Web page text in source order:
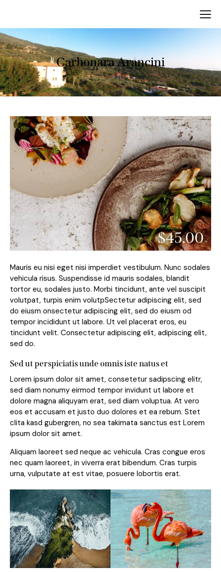
Carbonara Arancini
$45.00
Mauris eu nisi eget nisi imperdiet vestibulum. Nunc sodales
vehicula risus. Suspendisse id mauris sodales, blandit
tortor eu, sodales justo. Morbi tincidunt, ante vel suscipit
volutpat, turpis enim volutpSectetur adipiscing elit, sed
do eiusm onsectetur adipiscing elit, sed do eiusm od
tempor incididunt ut labore. Ut vel placerat eros, eu
tincidunt velit. Consectetur adipiscing elit, adipiscing elit,
sed do.
Sed ut perspiciatis unde omnis iste natus et
Lorem ipsum dolor sit amet, consetetur sadipscing elitr,
sed diam nonumy eirmod tempor invidunt ut labore et
dolore magna aliquyam erat, sed diam voluptua. At vero
eos et accusam et justo duo dolores et ea rebum. Stet
clita kasd gubergren, no sea takimata sanctus est Lorem
ipsum dolor sit amet.
Aliquam laoreet sed neque ac vehicula. Cras congue eros
nec quam laoreet, in viverra erat bibendum. Cras turpis
urna, vulputate at est vitae, posuere lobortis erat.